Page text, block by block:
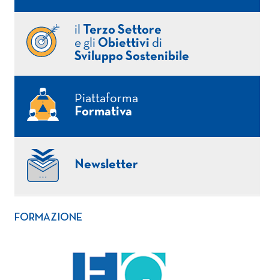
il
Terzo Settore
e gli Obiettivi di
Sviluppo Sostenibile
Piattaforma
Formativa
Newsletter
FORMAZIONE